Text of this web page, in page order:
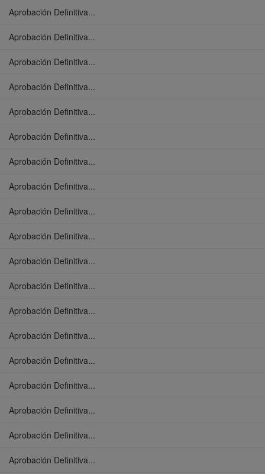
Aprobación Definitiva...
Aprobación Definitiva...
Aprobación Definitiva...
Aprobación Definitiva...
Aprobación Definitiva...
Aprobación Definitiva...
Aprobación Definitiva...
Aprobación Definitiva...
Aprobación Definitiva...
Aprobación Definitiva...
Aprobación Definitiva...
Aprobación Definitiva...
Aprobación Definitiva...
Aprobación Definitiva...
Aprobación Definitiva...
Aprobación Definitiva...
Aprobación Definitiva...
Aprobación Definitiva...
Aprobación Definitiva...